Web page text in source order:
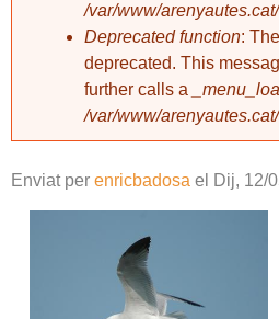
/var/www/
Deprecated function:
deprecated. This
further calls a
/var/www/
Enviat per enricbadosa el Dij, 12/